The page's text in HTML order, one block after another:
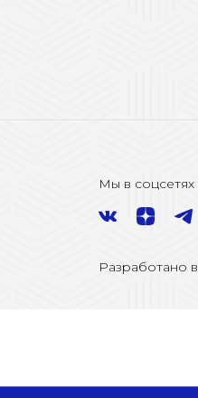
Мы в соцсетях
Разработано в